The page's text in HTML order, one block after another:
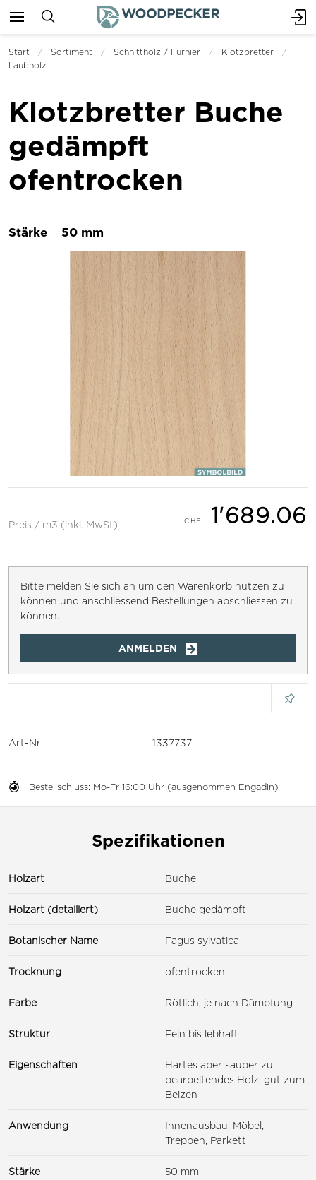
Start Sortiment Schnittholz / Furnier
Klotzbretter
Laubholz
Klotzbretter Buche
gedämpft
ofentrocken
Stärke 50 mm
Preis / m3 (inkl. MwSt) 1'689.06
Bitte melden Sie sich an um den Warenkorb nutzen zu
können und anschliessend Bestellungen abschliessen zu
können.
ANMELDEN
Bestellschluss: Mo-Fr 16:00 Uhr (ausgenommen Engadin)
Art-Nr 1337737
Spezifikationen
Holzart Buche
Holzart (detailiert) Buche gedämpft
Botanischer Name Fagus sylvatica
Trocknung ofentrocken
Farbe Rötlich, je nach Dämpfung
Struktur Fein bis lebhaft
Eigenschaften
Hartes aber sauber zu
bearbeitendes Holz, gut zum
Beizen
Anwendung
Innenausbau, Möbel,
Treppen, Parkett
Stärke 50 mm